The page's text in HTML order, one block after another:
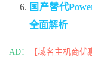
国产替代
全面解析
AD： 【域名主机商优